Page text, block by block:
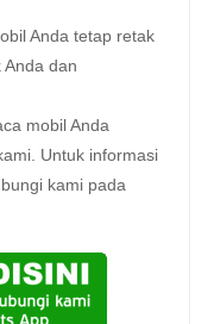
Anda tetap retak
dan
mobil Anda
Untuk informasi
kami pada